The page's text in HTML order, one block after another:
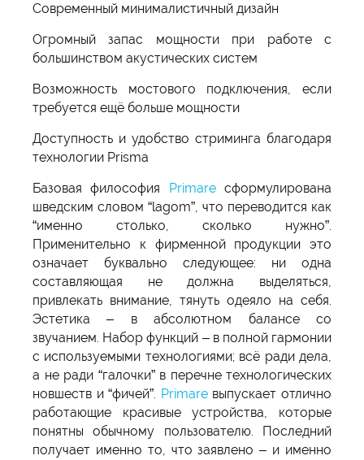
Современный минималистичный дизайн
Огромный запас мощности при работе с
большинством акустических систем
Возможность мостового подключения, если
требуется ещё больше мощности
Доступность и удобство стриминга благодаря
технологии Prisma
Базовая философия Primareсформулирована
шведским словом “lagom”, что переводится как
“именно столько, сколько нужно”.
Применительно к фирменной продукции это
означает буквально следующее: ни одна
составляющая не должна выделяться,
привлекать внимание, тянуть одеяло на себя.
Эстетика – в абсолютном балансе со
звучанием. Набор функций – в полной гармонии
с используемыми технологиями; всё ради дела,
а не ради “галочки” в перечне технологических
новшеств и “фичей”. Primareвыпускает отлично
работающие красивые устройства, которые
понятны обычному пользователю. Последний
получает именно то, что заявлено – и именно